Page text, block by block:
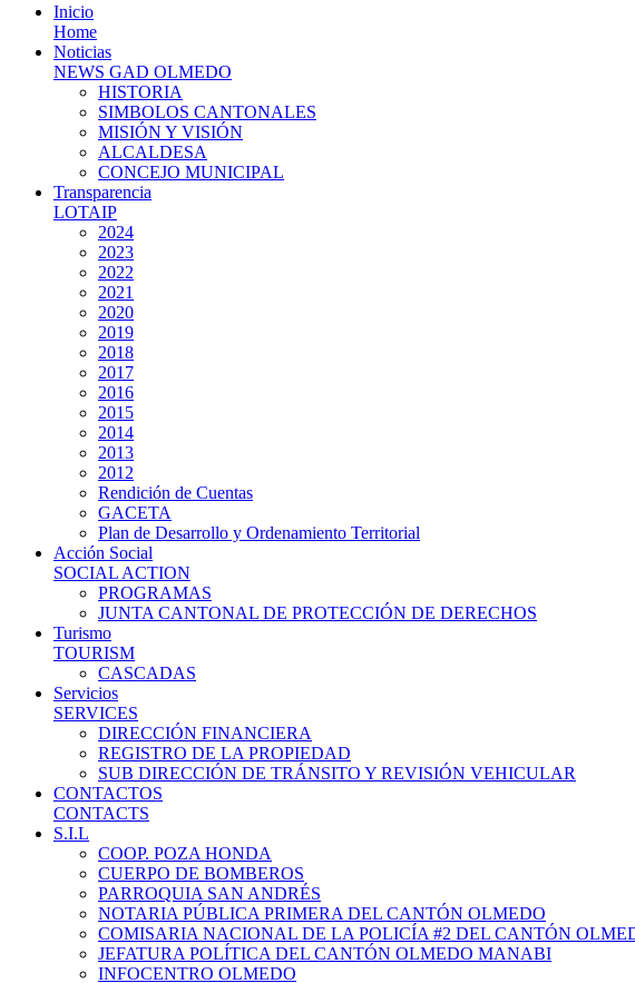
Inicio
Home
Noticias
NEWS GAD OLMEDO
HISTORIA
SIMBOLOS CANTONALES
MISIÓN Y VISIÓN
ALCALDESA
CONCEJO MUNICIPAL
Transparencia
LOTAIP
2024
2023
2022
2021
2020
2019
2018
2017
2016
2015
2014
2013
2012
Rendición de Cuentas
GACETA
Plan de Desarrollo y Ordenamiento Territorial
Acción Social
SOCIAL ACTION
PROGRAMAS
JUNTA CANTONAL DE PROTECCIÓN DE DERECHOS
Turismo
TOURISM
CASCADAS
Servicios
SERVICES
DIRECCIÓN FINANCIERA
REGISTRO DE LA PROPIEDAD
SUB DIRECCIÓN DE TRÁNSITO Y REVISIÓN VEHICULAR
CONTACTOS
CONTACTS
S.I.L
COOP. POZA HONDA
CUERPO DE BOMBEROS
PARROQUIA SAN ANDRÉS
NOTARIA PÚBLICA PRIMERA DEL CANTÓN OLMEDO
COMISARIA NACIONAL DE LA POLICÍA #2 DEL CANTÓN
JEFATURA POLÍTICA DEL CANTÓN OLMEDO MANABI
INFOCENTRO OLMEDO